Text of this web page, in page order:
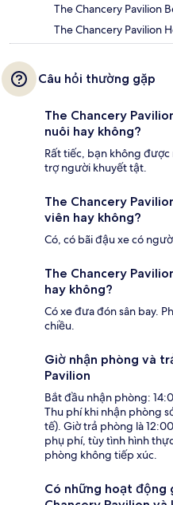
The Chancery Pavilion
The Chancery Pavilion
Câu hỏi thường gặp
The Chancery
nuôi hay không?
Rất tiếc, bạn không
trợ người khuyết tật.
The Chancery
viên hay không?
Có, có bãi đậu xe có
The Chancery
hay không?
Có xe đưa đón sân bay.
chiều.
Giờ nhận phòng và
Pavilion
Bắt đầu nhận phòng:
Thu phí khi nhận phòng
tế). Giờ trả phòng là
phụ phí, tùy tình hình
phòng không tiếp xúc.
Có những hoạt động